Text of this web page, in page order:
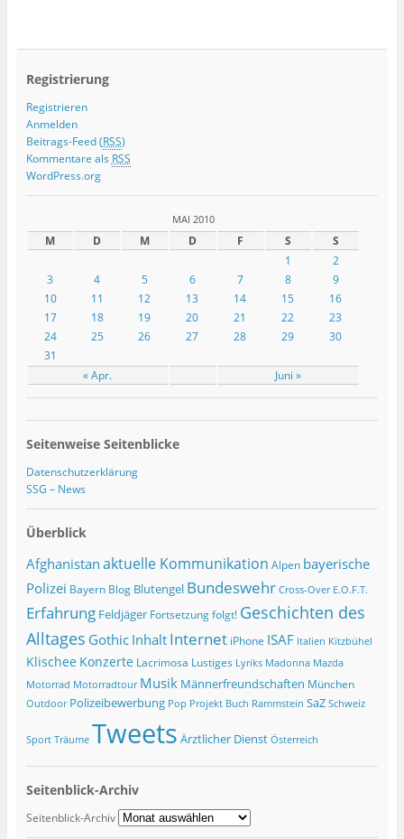
Registrierung
Registrieren
Anmelden
Beitrags-Feed (RSS)
Kommentare als RSS
WordPress.org
MAI 2010
M D M D F S S
« Apr. Juni »
1
2
3
4 5 6 7 8
9
10
11 12 13 14 15
16
17
18 19 20 21 22
23
24
25 26 27 28 29
30
31
Seitenweise Seitenblicke
Datenschutzerklärung
SSG – News
Überblick
Afghanistanaktuelle Kommunikation Alpen bayerische
Polizei Bayern Blog Blutengel Bundeswehr Cross-Over E.O.F.T.
Erfahrung Feldjäger Fortsetzung folgt! Geschichten des
Alltages Gothic Inhalt Internet iPhone ISAF Italien Kitzbühel
Klischee Konzerte Lacrimosa Lustiges Lyriks Madonna Mazda
Motorrad Motorradtour Musik Männerfreundschaften München
Outdoor Polizeibewerbung Pop Projekt Buch Rammstein SaZ Schweiz
Sport Träume Tweets Ärztlicher Dienst Österreich
Seitenblick-Archiv
Seitenblick-Archiv